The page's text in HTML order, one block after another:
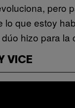
pero
lo que estoy
hizo para la
VICE